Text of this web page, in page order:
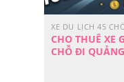
XE DU LỊCH 45
CHO THUÊ XE
CHỖ ĐI